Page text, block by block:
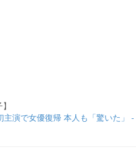
演で女優復帰 本人も「驚いた」 -